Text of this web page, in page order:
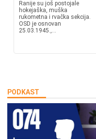
Ranije su još postojale
hokejaška, muška
rukometna i rvačka sekcija.
OSD je osnovan
25.03.1945.,...
PODKAST